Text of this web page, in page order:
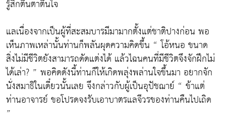
รู้สึกตื่นตาตื่นใจ
แลเนื่องจากเป็นผู้ที่สะสมบารมีมามากตั้งแต่ชาติปางก่อน พอ
เห็นภาพเหล่านั้นท่านก็พลันผุดความคิดขึ้น “ โอ้หนอ ขนาด
สิ่งไม่มีชีวิตยังสามารถดัดแต่งได้ แล้วไฉนคนที่มีชีวิตจึงจักฝึกไม่
ได้เล่า? ” พอคิดดังนี้ท่านก็ให้เกิดพลุ่งพล่านใจขึ้นมา อยากจัก
นั่งสมาธิในเดี๋ยวนั้นเลย จึงกล่าวกับผู้เป็นอุปัชฌาย์ “ ข้าแต่
ท่านอาจารย์ ขอโปรดจงรับเอาบาตรแลจีวรของท่านคืนไปเถิด
”